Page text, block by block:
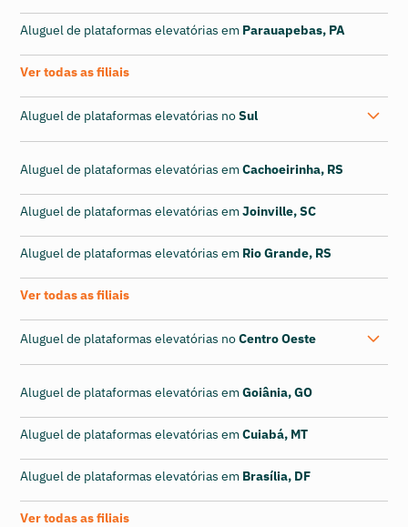
Aluguel de plataformas elevatórias em Parauapebas, PA
Ver todas as filiais
Aluguel de plataformas elevatórias noSul
Aluguel de plataformas elevatórias emCachoeirinha, RS
Aluguel de plataformas elevatórias emJoinville, SC
Aluguel de plataformas elevatórias em Rio Grande, RS
Ver todas as filiais
Aluguel de plataformas elevatórias noCentro Oeste
Aluguel de plataformas elevatórias emGoiânia, GO
Aluguel de plataformas elevatórias emCuiabá, MT
Aluguel de plataformas elevatórias em Brasília, DF
Ver todas as filiais